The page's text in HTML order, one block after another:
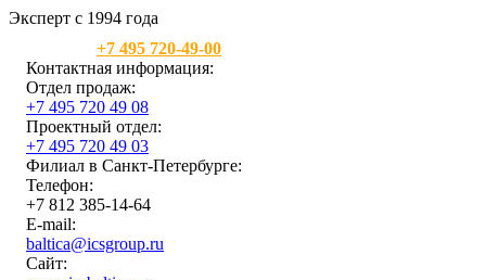
Эксперт с 1994 года
+7 495 720-49-00
Контактная информация:
Отдел продаж:
+7 495 720 49 08
Проектный отдел:
+7 495 720 49 03
Филиал в Санкт-Петербурге:
Телефон:
+7 812 385-14-64
E-mail:
baltica@icsgroup.ru
Сайт: